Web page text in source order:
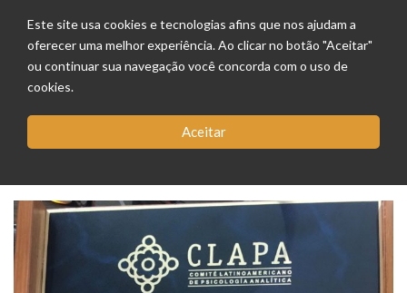
Este site usa cookies e tecnologias afins que nos ajudam a
oferecer uma melhor experiência. Ao clicar no botão "Aceitar"
ou continuar sua navegação você concorda com o uso de
cookies.
Aceitar